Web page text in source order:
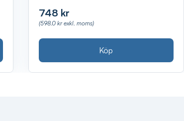
748 kr
(598.0 kr exkl. moms)
Köp